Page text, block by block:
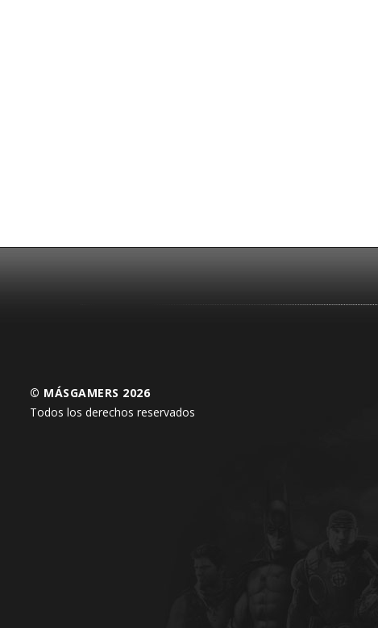
© MÁSGAMERS 2026
Todos los derechos reservados